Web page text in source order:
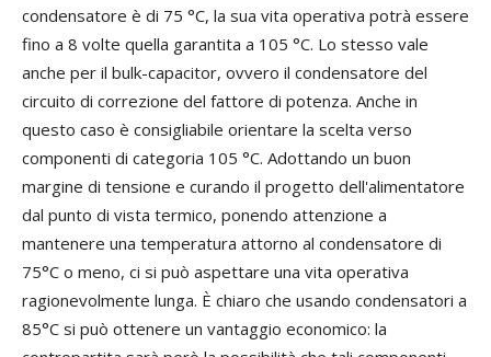
condensatore è di 75 °C, la sua vita operativa potrà essere
fino a 8 volte quella garantita a 105 °C. Lo stesso vale
anche per il bulk-capacitor, ovvero il condensatore del
circuito di correzione del fattore di potenza. Anche in
questo caso è consigliabile orientare la scelta verso
componenti di categoria 105 °C. Adottando un buon
margine di tensione e curando il progetto dell'alimentatore
dal punto di vista termico, ponendo attenzione a
mantenere una temperatura attorno al condensatore di
75°C o meno, ci si può aspettare una vita operativa
ragionevolmente lunga. È chiaro che usando condensatori a
85°C si può ottenere un vantaggio economico: la